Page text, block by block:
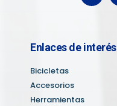
Enlaces de interés
Bicicletas
Accesorios
Herramientas